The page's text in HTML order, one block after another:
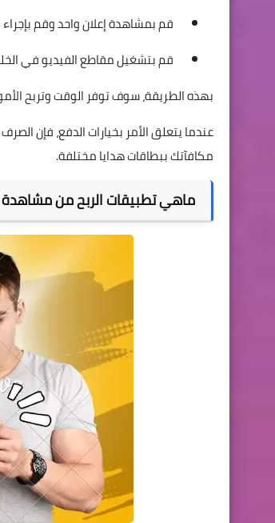
قم بمشاهدة إعلان واحد وقم بإجراء
قم بتشغيل مقاطع الفيديو في
بهذه الطريقة، سوف توفر الوقت وتربح
مكافآتك ببطاقات هدايا مختلفة.
ماهي تطبيقات الربح من مشاهدة